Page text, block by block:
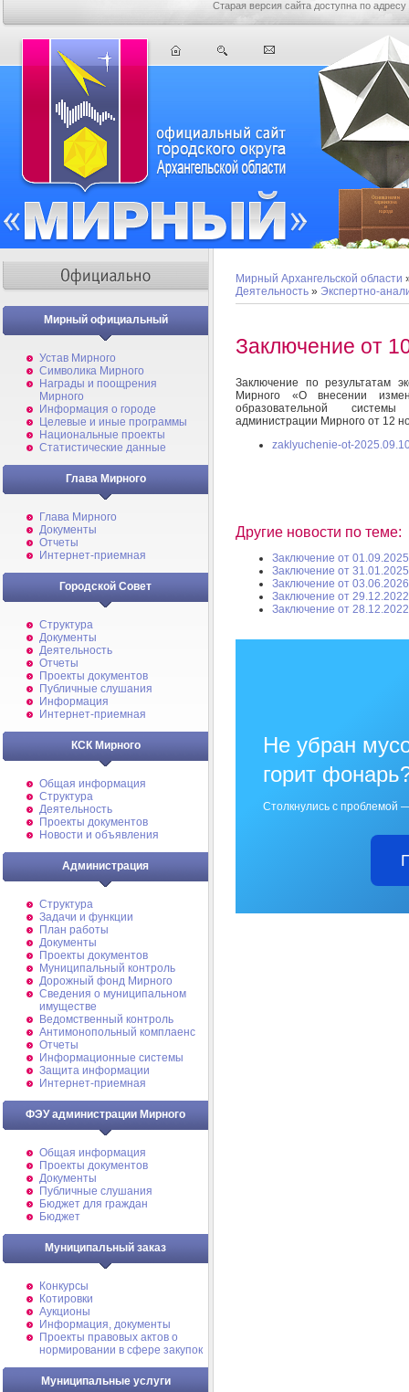
Старая версия сайта доступна по адресу
Мирный официальный
Устав Мирного
Символика Мирного
Награды и поощрения
Мирного
Информация о городе
Целевые и иные программы
Национальные проекты
Статистические данные
Глава Мирного
Глава Мирного
Документы
Отчеты
Интернет-приемная
Городской Совет
Структура
Документы
Деятельность
Отчеты
Проекты документов
Публичные слушания
Информация
Интернет-приемная
КСК Мирного
Общая информация
Структура
Деятельность
Проекты документов
Новости и объявления
Администрация
Структура
Задачи и функции
План работы
Документы
Проекты документов
Муниципальный контроль
Дорожный фонд Мирного
Cведения о муниципальном
имуществе
Ведомственный контроль
Антимонопольный комплаенс
Отчеты
Информационные системы
Защита информации
Интернет-приемная
ФЭУ администрации Мирного
Общая информация
Проекты документов
Документы
Публичные слушания
Бюджет для граждан
Бюджет
Муниципальный заказ
Конкурсы
Котировки
Аукционы
Информация, документы
Проекты правовых актов о
нормировании в сфере закупок
Муниципальные услуги
Мирный Архангельской области
Деятельность » Экспертно-
Заключение от
Заключение по результатам
Мирного «О внесении
образовательной
администрации Мирного от 12
zaklyuchenie-ot-
Другие новости по теме:
Заключение от 01.09.2025
Заключение от 31.01.2025
Заключение от 03.06.2026
Заключение от 29.12.2022
Заключение от 28.12.2022
Не убран
горит
Столкнулись с проблемой